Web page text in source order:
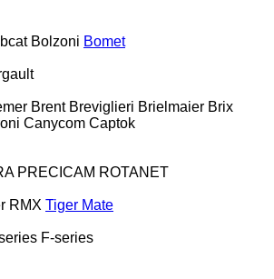
Bolzoni Bomet
Brent Breviglieri Brielmaier Brix
Canycom Captok
PRECICAM ROTANET
RMX Tiger Mate
F-series